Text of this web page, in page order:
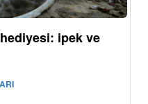
hediyesi: ipek ve